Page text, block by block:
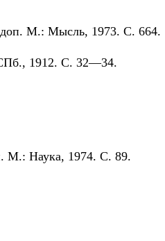
доп. М.: Мысль, 1973. С. 664.
1912. С. 32—34.
М.: Наука, 1974. С. 89.